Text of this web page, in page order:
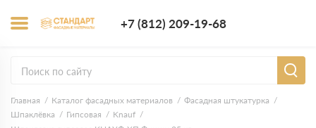
+7 (812) 209-19-68
Главная Каталог фасадных материалов
Фасадная штукатурка
Шпаклёвка
Гипсовая
Knauf